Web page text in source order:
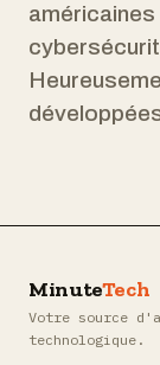
MinuteTech
Votre source
technologique.